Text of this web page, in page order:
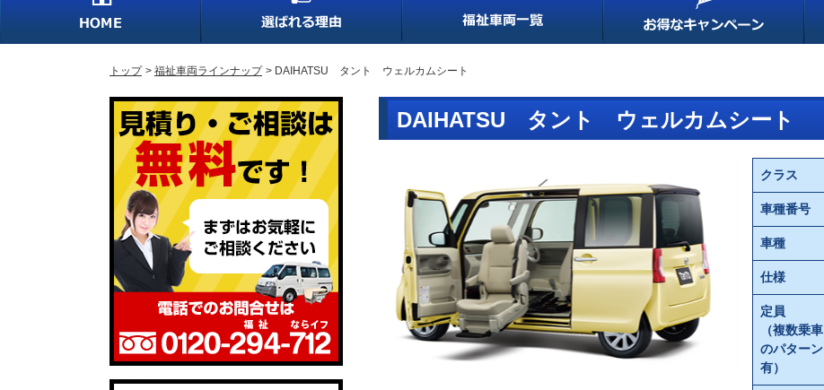
トップ 福祉車両ラインナップ DAIHATSU タント ウェルカムシート
DAIHATSU タント ウェルカムシート
クラス
車種番号
車種
仕様
定員
（複数乗車
のパターン
有）